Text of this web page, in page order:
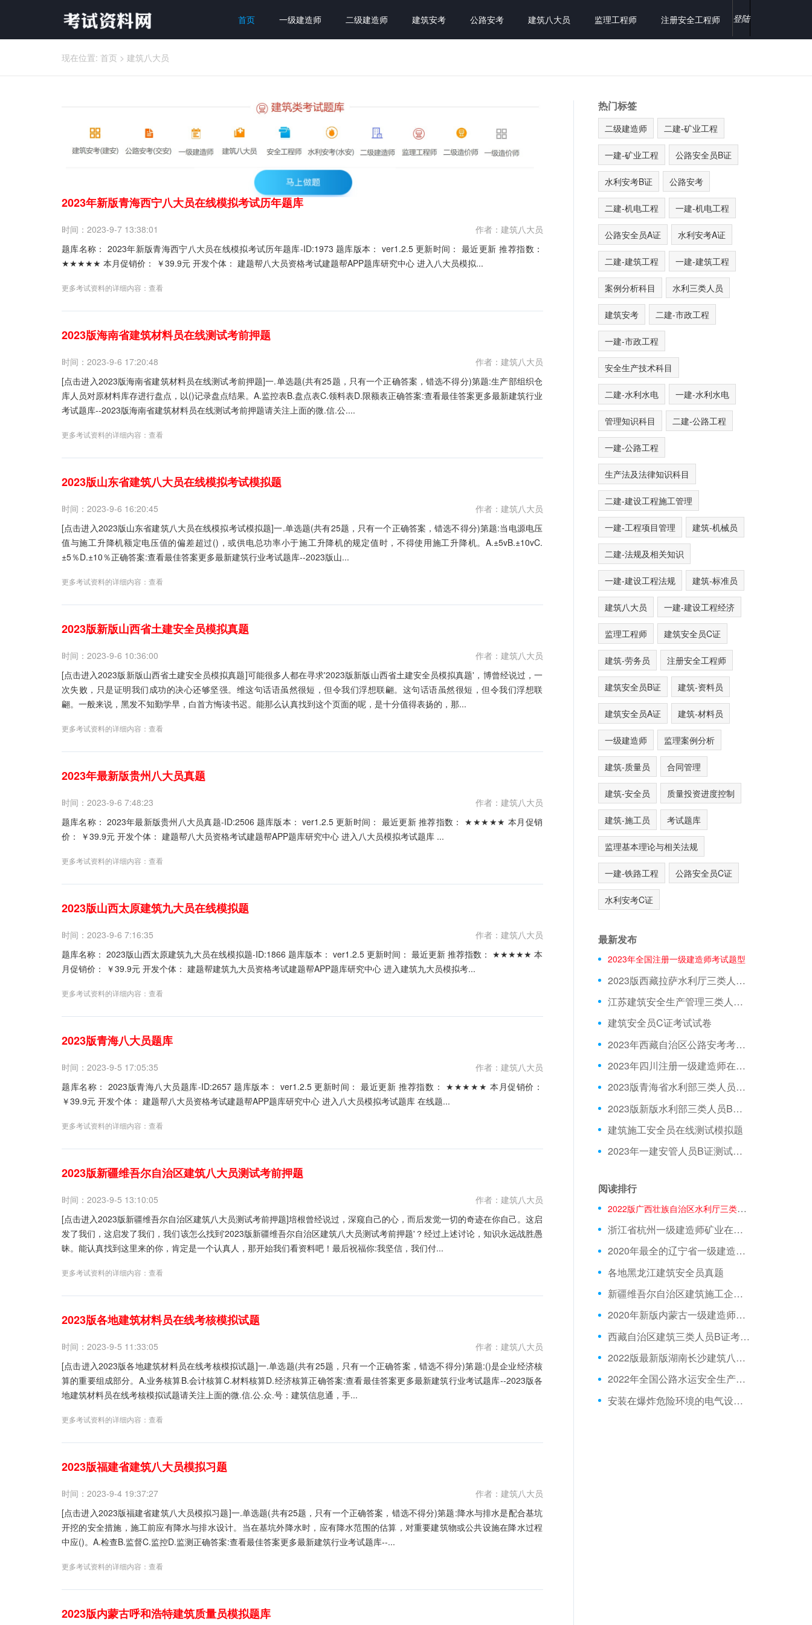
登陆
首页 一级建造师 二级建造师 建筑安考 公路安考 建筑八大员 监理工程师 注册安全工程师
现在位置: 首页 > 建筑八大员
2023年新版青海西宁八大员在线模拟考试历年题库
时间：2023-9-7 13:38:01
作者：建筑八大员
题库名称： 2023年新版青海西宁八大员在线模拟考试历年题库-ID:1973 题库版本： ver1.2.5 更新时间： 最近更新 推荐指数：
★★★★★ 本月促销价： ￥39.9元 开发个体： 建题帮八大员资格考试建题帮APP题库研究中心 进入八大员模拟...
更多考试资料的详细内容： 查看
2023版海南省建筑材料员在线测试考前押题
时间：2023-9-6 17:20:48
作者：建筑八大员
[点击进入2023版海南省建筑材料员在线测试考前押题]一.单选题(共有25题，只有一个正确答案，错选不得分)第题:生产部组织仓
库人员对原材料库存进行盘点，以()记录盘点结果。A.监控表B.盘点表C.领料表D.限额表正确答案:查看最佳答案更多最新建筑行业
考试题库--2023版海南省建筑材料员在线测试考前押题请关注上面的微.信.公....
更多考试资料的详细内容： 查看
2023版山东省建筑八大员在线模拟考试模拟题
时间：2023-9-6 16:20:45
作者：建筑八大员
[点击进入2023版山东省建筑八大员在线模拟考试模拟题]一.单选题(共有25题，只有一个正确答案，错选不得分)第题:当电源电压
值与施工升降机额定电压值的偏差超过()，或供电总功率小于施工升降机的规定值时，不得使用施工升降机。A.±5vB.±10vC.
±5％D.±10％正确答案:查看最佳答案更多最新建筑行业考试题库--2023版山...
更多考试资料的详细内容： 查看
2023版新版山西省土建安全员模拟真题
时间：2023-9-6 10:36:00
作者：建筑八大员
[点击进入2023版新版山西省土建安全员模拟真题]可能很多人都在寻求'2023版新版山西省土建安全员模拟真题'，博曾经说过，一
次失败，只是证明我们成功的决心还够坚强。维这句话语虽然很短，但令我们浮想联翩。这句话语虽然很短，但令我们浮想联
翩。一般来说，黑发不知勤学早，白首方悔读书迟。能那么认真找到这个页面的呢，是十分值得表扬的，那...
更多考试资料的详细内容： 查看
2023年最新版贵州八大员真题
时间：2023-9-6 7:48:23
作者：建筑八大员
题库名称： 2023年最新版贵州八大员真题-ID:2506 题库版本： ver1.2.5 更新时间： 最近更新 推荐指数： ★★★★★ 本月促销
价： ￥39.9元 开发个体： 建题帮八大员资格考试建题帮APP题库研究中心 进入八大员模拟考试题库 ...
更多考试资料的详细内容： 查看
2023版山西太原建筑九大员在线模拟题
时间：2023-9-6 7:16:35
作者：建筑八大员
题库名称： 2023版山西太原建筑九大员在线模拟题-ID:1866 题库版本： ver1.2.5 更新时间： 最近更新 推荐指数： ★★★★★ 本
月促销价： ￥39.9元 开发个体： 建题帮建筑九大员资格考试建题帮APP题库研究中心 进入建筑九大员模拟考...
更多考试资料的详细内容： 查看
2023版青海八大员题库
时间：2023-9-5 17:05:35
作者：建筑八大员
题库名称： 2023版青海八大员题库-ID:2657 题库版本： ver1.2.5 更新时间： 最近更新 推荐指数： ★★★★★ 本月促销价：
￥39.9元 开发个体： 建题帮八大员资格考试建题帮APP题库研究中心 进入八大员模拟考试题库 在线题...
更多考试资料的详细内容： 查看
2023版新疆维吾尔自治区建筑八大员测试考前押题
时间：2023-9-5 13:10:05
作者：建筑八大员
[点击进入2023版新疆维吾尔自治区建筑八大员测试考前押题]培根曾经说过，深窥自己的心，而后发觉一切的奇迹在你自己。这启
发了我们，这启发了我们，我们该怎么找到'2023版新疆维吾尔自治区建筑八大员测试考前押题'？经过上述讨论，知识永远战胜愚
昧。能认真找到这里来的你，肯定是一个认真人，那开始我们看资料吧！最后祝福你:我坚信，我们付...
更多考试资料的详细内容： 查看
2023版各地建筑材料员在线考核模拟试题
时间：2023-9-5 11:33:05
作者：建筑八大员
[点击进入2023版各地建筑材料员在线考核模拟试题]一.单选题(共有25题，只有一个正确答案，错选不得分)第题:()是企业经济核
算的重要组成部分。A.业务核算B.会计核算C.材料核算D.经济核算正确答案:查看最佳答案更多最新建筑行业考试题库--2023版各
地建筑材料员在线考核模拟试题请关注上面的微.信.公.众.号：建筑信息通，手...
更多考试资料的详细内容： 查看
2023版福建省建筑八大员模拟习题
时间：2023-9-4 19:37:27
作者：建筑八大员
[点击进入2023版福建省建筑八大员模拟习题]一.单选题(共有25题，只有一个正确答案，错选不得分)第题:降水与排水是配合基坑
开挖的安全措施，施工前应有降水与排水设计。当在基坑外降水时，应有降水范围的估算，对重要建筑物或公共设施在降水过程
中应()。A.检查B.监督C.监控D.监测正确答案:查看最佳答案更多最新建筑行业考试题库--...
更多考试资料的详细内容： 查看
2023版内蒙古呼和浩特建筑质量员模拟题库
热门标签
二级建造师 二建-矿业工程
一建-矿业工程 公路安全员B证
水利安考B证 公路安考
二建-机电工程 一建-机电工程
公路安全员A证 水利安考A证
二建-建筑工程 一建-建筑工程
案例分析科目 水利三类人员
建筑安考 二建-市政工程
一建-市政工程
安全生产技术科目
二建-水利水电 一建-水利水电
管理知识科目 二建-公路工程
一建-公路工程
生产法及法律知识科目
二建-建设工程施工管理
一建-工程项目管理 建筑-机械员
二建-法规及相关知识
一建-建设工程法规 建筑-标准员
建筑八大员 一建-建设工程经济
监理工程师 建筑安全员C证
建筑-劳务员 注册安全工程师
建筑安全员B证 建筑-资料员
建筑安全员A证 建筑-材料员
一级建造师 监理案例分析
建筑-质量员 合同管理
建筑-安全员 质量投资进度控制
建筑-施工员 考试题库
监理基本理论与相关法规
一建-铁路工程 公路安全员C证
水利安考C证
最新发布
2023年全国注册一级建造师考试题型
2023版西藏拉萨水利厅三类人员A证在线测试真题库
江苏建筑安全生产管理三类人员在线模拟考前押题
建筑安全员C证考试试卷
2023年西藏自治区公路安考考试模拟题
2023年四川注册一级建造师在线测试模拟题库
2023版青海省水利部三类人员C证模拟习题
2023版新版水利部三类人员B证在线测试模拟试题
建筑施工安全员在线测试模拟题
2023年一建安管人员B证测试试题
阅读排行
2022版广西壮族自治区水利厅三类人员在线模拟历年真题
浙江省杭州一级建造师矿业在线考试试题精准题库
2020年最全的辽宁省一级建造师矿业在线考核题库有基础资料
各地黑龙江建筑安全员真题
新疆维吾尔自治区建筑施工企业安管人员真题
2020年新版内蒙古一级建造师试卷精准题库
西藏自治区建筑三类人员B证考核模拟练习题资料下载
2022版最新版湖南长沙建筑八大员在线模拟考试真题库
2022年全国公路水运安全生产管理人员试题
安装在爆炸危险环境的电气设备必须具有符合国家或行业标准规定的防爆质量技术()文件和防爆产品出厂合格证书。